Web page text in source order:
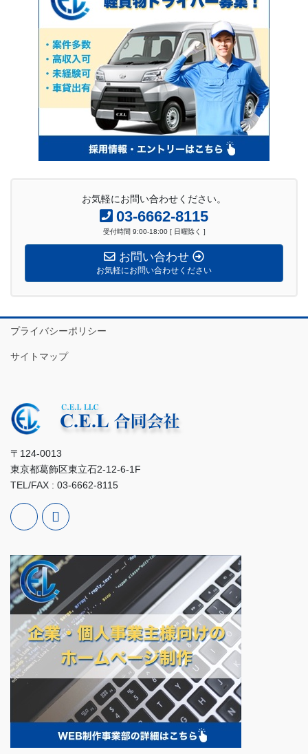
お気軽にお問い合わせください。
03-6662-8115
受付時間 9:00-18:00 [ 日曜除く ]
お問い合わせ
お気軽にお問い合わせください
プライバシーポリシー
サイトマップ
〒124-0013
東京都葛飾区東立石2-12-6-1F
TEL/FAX : 03-6662-8115